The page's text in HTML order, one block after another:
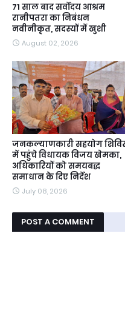
71 साल बाद सर्वोदय आश्रम
रानीपतरा का निबंधन
नवीनीकृत, सदस्यों में खुशी
August 02, 2026
जनकल्याणकारी सहयोग
में पहुंचे विधायक विजय खेमका,
अधिकारियों को समयबद्ध
समाधान के दिए निर्देश
July 08, 2026
POST A COMMENT